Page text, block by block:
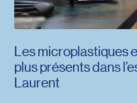
Les microplastiques
plus présents dans
Laurent